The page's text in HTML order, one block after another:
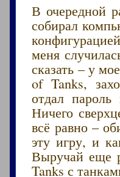
В очередной
собирал
меня
сказать – у
of Tanks,
отдал
Ничего
всё равно –
эту игру, и
Выручай еще
Tanks с